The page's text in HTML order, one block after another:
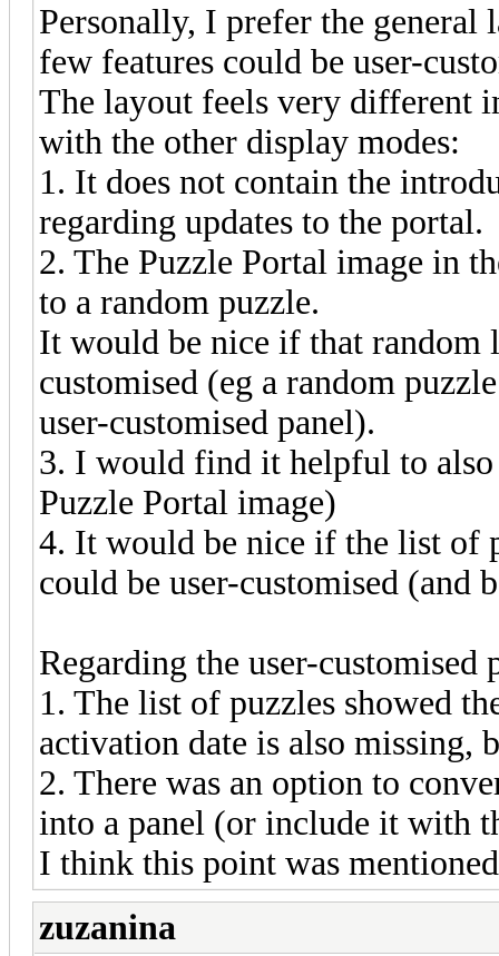
Personally, I prefer the general
few features could be user-
The layout feels very different
with the other display modes:
1. It does not contain the
regarding updates to the portal.
2. The Puzzle Portal image in
to a random puzzle.
It would be nice if that random
customised (eg a random
user-customised panel).
3. I would find it helpful to
Puzzle Portal image)
4. It would be nice if the list of
could be user-customised (and
Regarding the user-
1. The list of puzzles showed
activation date is also missing,
2. There was an option to
into a panel (or include it with
I think this point was
zuzanina